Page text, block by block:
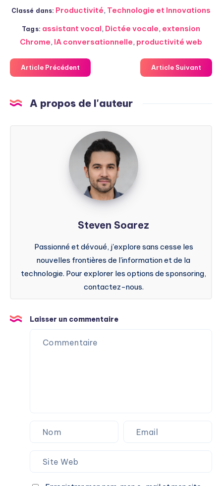
Classé dans: Productivité, Technologie et Innovations
Tags: assistant vocal, Dictée vocale, extension
Chrome, IA conversationnelle, productivité web
Article Précédent Article Suivant
A propos de l'auteur
Steven
Soarez
Steven Soarez
Passionné et dévoué, j'explore sans cesse les
nouvelles frontières de l'information et de la
technologie. Pour explorer les options de sponsoring,
contactez-nous.
Laisser un commentaire